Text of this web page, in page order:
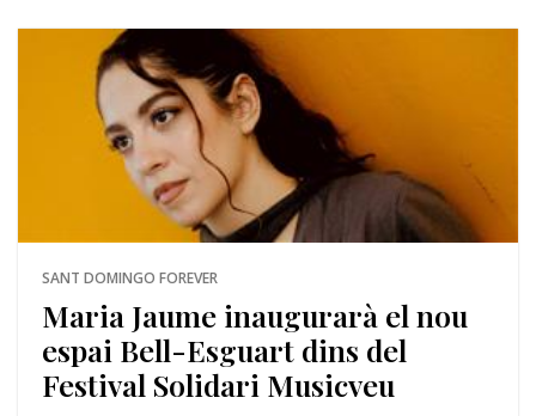
SANT DOMINGO FOREVER
Maria Jaume inaugurarà el nou
espai Bell-Esguart dins del
Festival Solidari Musicveu